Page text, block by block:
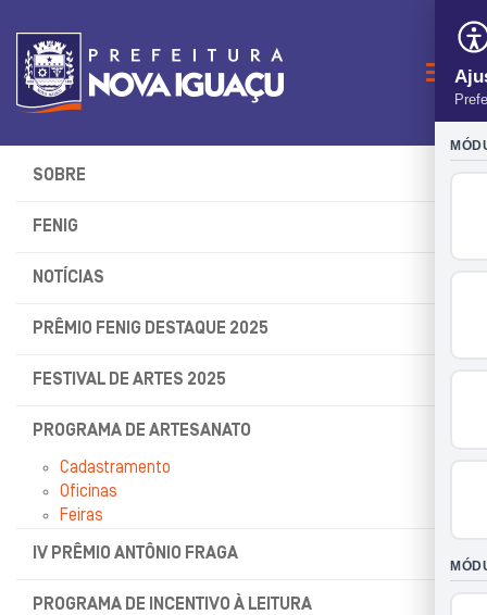
SOBRE
FENIG
NOTÍCIAS
PRÊMIO FENIG DESTAQUE 2025
FESTIVAL DE ARTES 2025
PROGRAMA DE ARTESANATO
Cadastramento
Oficinas
Feiras
IV PRÊMIO ANTÔNIO FRAGA
PROGRAMA DE INCENTIVO À LEITURA